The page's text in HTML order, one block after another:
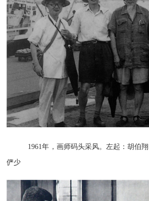
1961年，画师码头采风。左起：胡伯
俨少